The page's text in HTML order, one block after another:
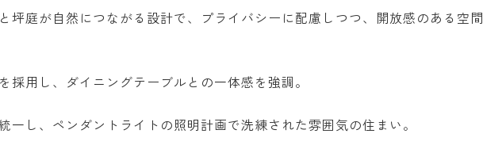
坪庭が自然につながる設計で、プライバシーに配慮しつつ、開放感のある空間
採用し、ダイニングテーブルとの一体感を強調。
一し、ペンダントライトの照明計画で洗練された雰囲気の住まい。